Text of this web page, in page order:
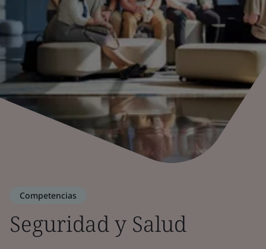
Competencias
Seguridad y Salud